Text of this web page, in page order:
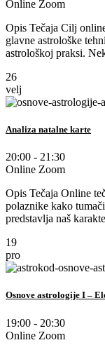
Online Zoom
Opis Tečaja Cilj
glavne astrološke
astrološkoj praksi.
26
velj
Analiza natalne karte
20:00 - 21:30
Online Zoom
Opis Tečaja Online
polaznike kako
predstavlja naš
19
pro
Osnove astrologije I –
19:00 - 20:30
Online Zoom